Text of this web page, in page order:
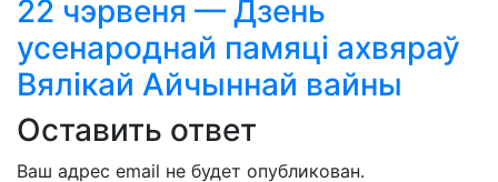
22 чэрвеня — Дзень
усенароднай памяці ахвяраў
Вялікай Айчыннай вайны
Оставить ответ
Ваш адрес email не будет опубликован.